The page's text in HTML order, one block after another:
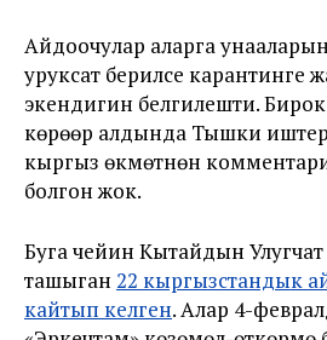
Айдоочулар аларга унааларын
уруксат берилсе карантинге
экендигин белгилешти.
көрөөр алдында Тышки
кыргыз өкмөтүнөн
болгон жок.
Буга чейин Кытайдын
ташыган 22 кыргызстандык
кайтып келген. Алар 4-